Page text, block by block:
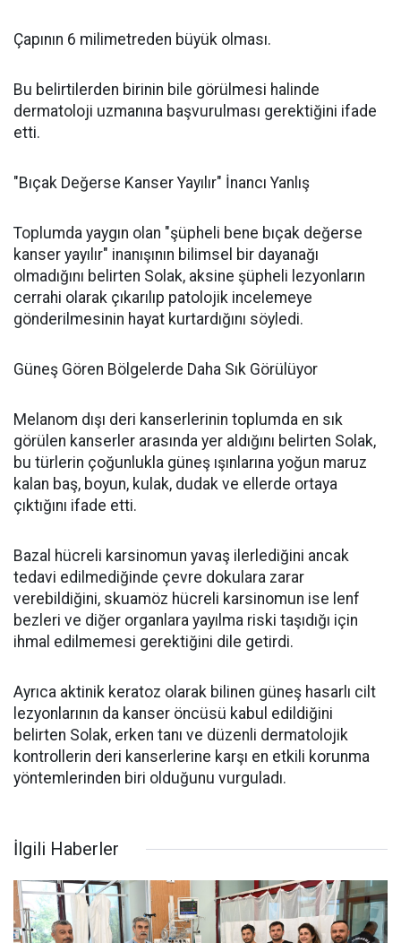
Çapının 6 milimetreden büyük olması.
Bu belirtilerden birinin bile görülmesi halinde
dermatoloji uzmanına başvurulması gerektiğini ifade
etti.
"Bıçak Değerse Kanser Yayılır" İnancı Yanlış
Toplumda yaygın olan "şüpheli bene bıçak değerse
kanser yayılır" inanışının bilimsel bir dayanağı
olmadığını belirten Solak, aksine şüpheli lezyonların
cerrahi olarak çıkarılıp patolojik incelemeye
gönderilmesinin hayat kurtardığını söyledi.
Güneş Gören Bölgelerde Daha Sık Görülüyor
Melanom dışı deri kanserlerinin toplumda en sık
görülen kanserler arasında yer aldığını belirten Solak,
bu türlerin çoğunlukla güneş ışınlarına yoğun maruz
kalan baş, boyun, kulak, dudak ve ellerde ortaya
çıktığını ifade etti.
Bazal hücreli karsinomun yavaş ilerlediğini ancak
tedavi edilmediğinde çevre dokulara zarar
verebildiğini, skuamöz hücreli karsinomun ise lenf
bezleri ve diğer organlara yayılma riski taşıdığı için
ihmal edilmemesi gerektiğini dile getirdi.
Ayrıca aktinik keratoz olarak bilinen güneş hasarlı cilt
lezyonlarının da kanser öncüsü kabul edildiğini
belirten Solak, erken tanı ve düzenli dermatolojik
kontrollerin deri kanserlerine karşı en etkili korunma
yöntemlerinden biri olduğunu vurguladı.
İlgili Haberler